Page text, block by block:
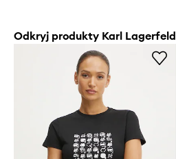
Odkryj produkty Karl Lagerfeld